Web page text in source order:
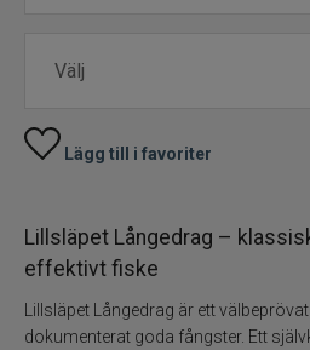
Spinnflugor
Fiskelinor
Tillbehör
Flugbindning
Lägg till i favoriter
Lillsläpet Långedrag –
effektivt fiske
Lillsläpet Långedrag är ett
dokumenterat goda fångster. Ett